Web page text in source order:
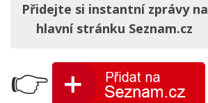
Přidejte si instantní zprávy na
hlavní stránku Seznam.cz
👉